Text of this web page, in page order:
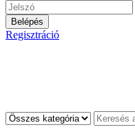
Belépés
Regisztráció